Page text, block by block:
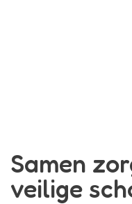
Samen
veilige